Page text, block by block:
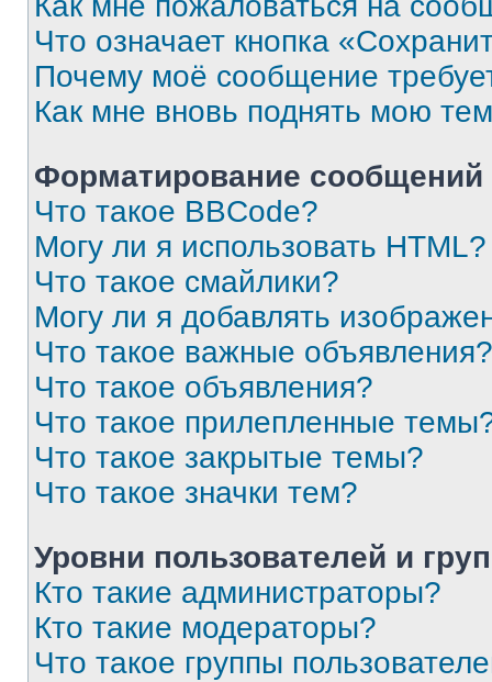
Что означает кнопка
Почему моё сообщение
Как мне вновь поднять мою
Форматирование
Что такое BBCode?
Могу ли я использовать HTML?
Что такое смайлики?
Могу ли я добавлять
Что такое важные объявления?
Что такое объявления?
Что такое прилепленные
Что такое закрытые темы?
Что такое значки тем?
Уровни пользователей и
Кто такие администраторы?
Кто такие модераторы?
Что такое группы